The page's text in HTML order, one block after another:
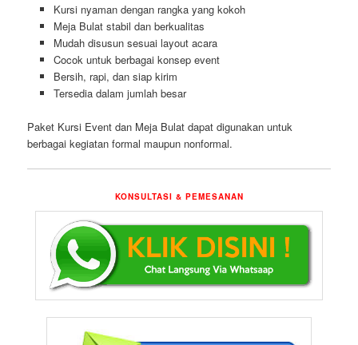
Kursi nyaman dengan rangka yang kokoh
Meja Bulat stabil dan berkualitas
Mudah disusun sesuai layout acara
Cocok untuk berbagai konsep event
Bersih, rapi, dan siap kirim
Tersedia dalam jumlah besar
Paket Kursi Event dan Meja Bulat dapat digunakan untuk
berbagai kegiatan formal maupun nonformal.
KONSULTASI & PEMESANAN